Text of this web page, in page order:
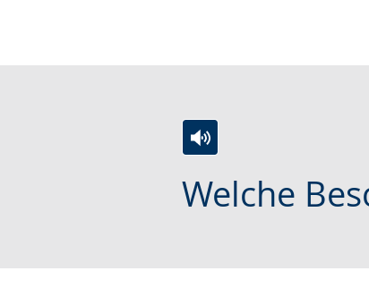
Leichten
Audio-
Video
Gebärdensprache
Welche